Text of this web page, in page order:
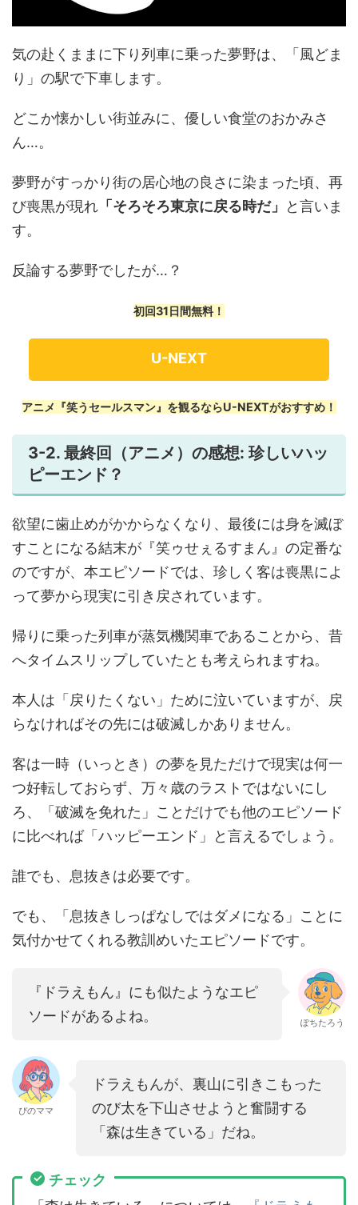
気の赴くままに下り列車に乗った夢野は、「風どま
り」の駅で下車します。
どこか懐かしい街並みに、優しい食堂のおかみさ
ん…。
夢野がすっかり街の居心地の良さに染まった頃、再
び喪黒が現れ 「そろそろ東京に戻る時だ」
と言いま
す。
反論する夢野でしたが…？
初回31日間無料！
U-NEXT
アニメ『笑うセールスマン』を観るならU-NEXTがおすすめ！
3-2. 最終回（アニメ）の感想: 珍しいハッ
ピーエンド？
欲望に歯止めがかからなくなり、最後には身を滅ぼ
すことになる結末が『笑ゥせぇるすまん』の定番な
のですが、本エピソードでは、珍しく客は喪黒によ
って夢から現実に引き戻されています。
帰りに乗った列車が蒸気機関車であることから、昔
へタイムスリップしていたとも考えられますね。
本人は「戻りたくない」ために泣いていますが、戻
らなければその先には破滅しかありません。
客は一時（いっとき）の夢を見ただけで現実は何一
つ好転しておらず、万々歳のラストではないにし
ろ、「破滅を免れた」ことだけでも他のエピソード
に比べれば「ハッピーエンド」と言えるでしょう。
誰でも、息抜きは必要です。
でも、「息抜きしっぱなしではダメになる」ことに
気付かせてくれる教訓めいたエピソードです。
『ドラえもん』にも似たようなエピ
ソードがあるよね。
ぽちたろう
ぴのママ
ドラえもんが、裏山に引きこもった
のび太を下山させようと奮闘する
「森は生きている」だね。
チェック